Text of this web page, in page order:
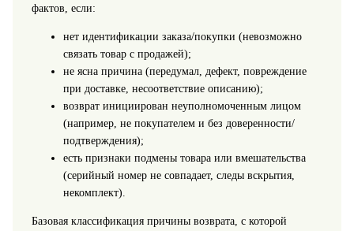
фактов, если:
нет идентификации заказа/покупки (невозможно
связать товар с продажей);
не ясна причина (передумал, дефект, повреждение
при доставке, несоответствие описанию);
возврат инициирован неуполномоченным лицом
(например, не покупателем и без доверенности/
подтверждения);
есть признаки подмены товара или вмешательства
(серийный номер не совпадает, следы вскрытия,
некомплект).
Базовая классификация причины возврата, с которой